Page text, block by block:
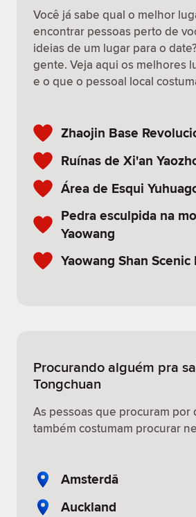
Você já sabe qual o melhor
encontrar pessoas perto de
ideias de um lugar para o
gente. Veja aqui os melhores
e o que o pessoal local
Zhaojin Base
Ruínas de Xi'an
Área de Esqui
Pedra esculpida na
Yaowang
Yaowang Shan Scenic
Procurando alguém pra
Tongchuan
As pessoas que procuram por
também costumam procurar
Amsterdã
Auckland